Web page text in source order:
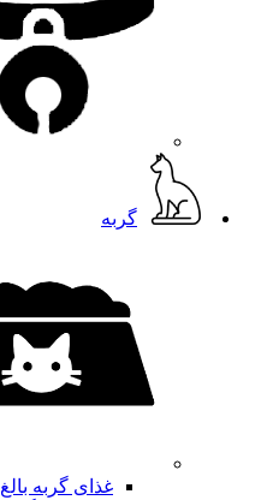
گربه
غذای گربه بالغ